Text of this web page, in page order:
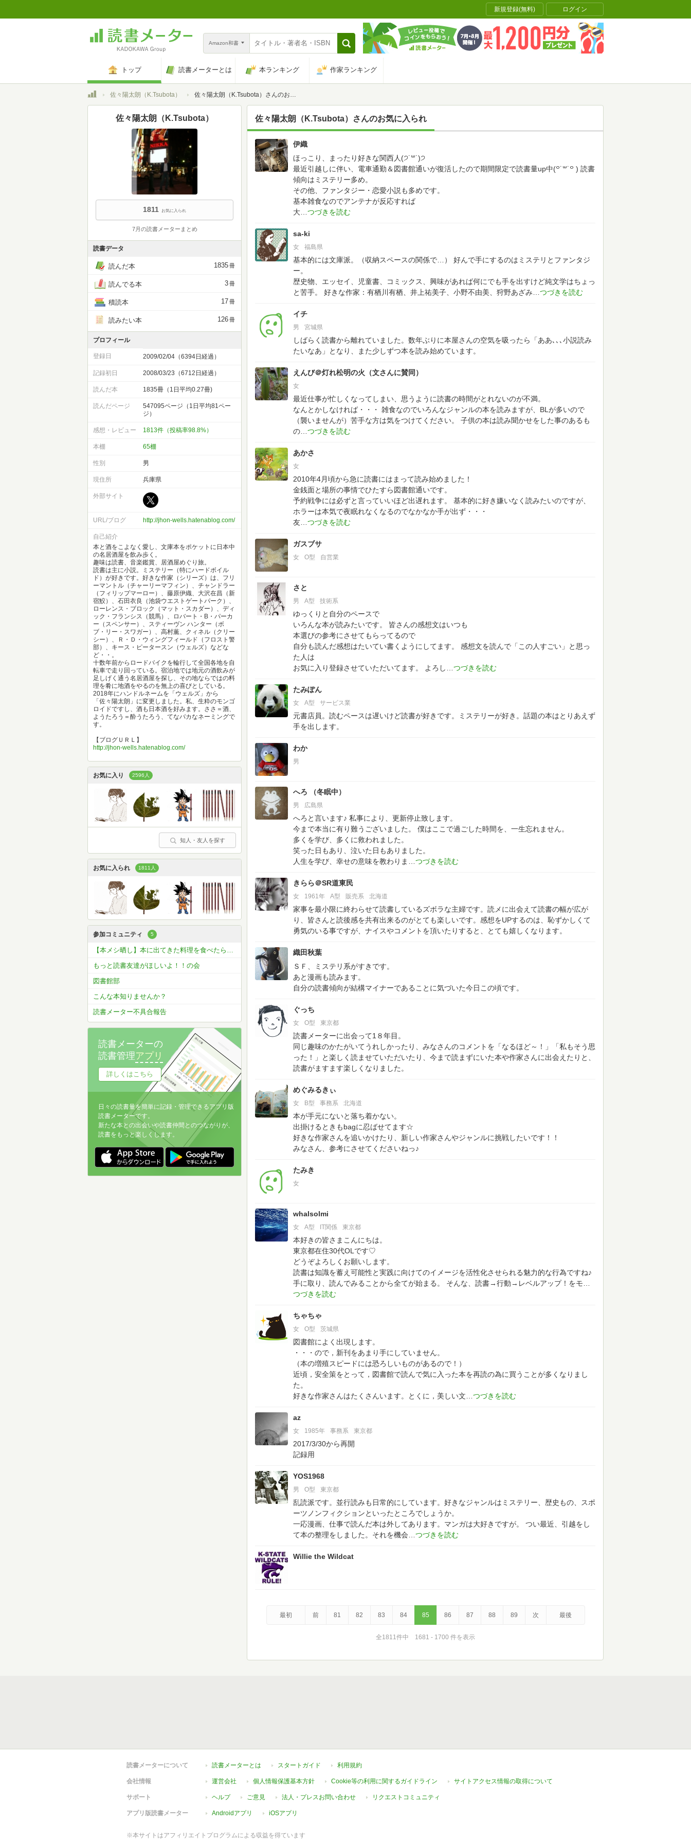
新規登録(無料) ログイン
Amazon和書
トップ 読書メーターとは 本ランキング 作家ランキング
トップ佐々陽太朗（K.Tsubota） 佐々陽太朗（K.Tsubota）さんのお気に入られ
佐々陽太朗（K.Tsubota） さんのお気に入られ
1811
伊織
ほっこり、まったり好きな関西人(੭˙꒳​˙)੭
最近引越しに伴い、電車通勤＆図書館通いが復活したので期間限定で読書量up中(꒪˙꒳˙꒪ ) 読書
傾向はミステリー多め。
その他、ファンタジー・恋愛小説も多めです。
基本雑食なのでアンテナが反応すれば
大
sa-ki
女 福島県
基本的には文庫派。（収納スペースの関係で…）
好んで手にするのはミステリとファンタジ
ー。
歴史物、エッセイ、児童書、コミックス、興味があれば何にでも手を出すけど純文学はちょっ
と苦手。
好きな作家：有栖川有栖、井上祐美子、小野不由美、狩野あざみ
イチ
男 宮城県
しばらく読書から離れていました。数年ぶりに本屋さんの空気を吸ったら「ああ､､､小説読み
たいなあ」となり、また少しずつ本を読み始めています。
えんび＠灯れ松明の火（文さんに賛同）
女
最近仕事が忙しくなってしまい、思うように読書の時間がとれないのが不満。
なんとかしなければ・・・ 雑食なのでいろんなジャンルの本を読みますが、BLが多いので
（襲いませんが）苦手な方は気をつけてください。
子供の本は読み聞かせをした事のあるも
の
あかさ
女
2010年4月頃から急に読書にはまって読み始めました！
金銭面と場所の事情でひたすら図書館通いです。
予約戦争には必ずと言っていいほど出遅れます。
基本的に好き嫌いなく読みたいのですが、
ホラーは本気で夜眠れなくなるのでなかなか手が出ず・・・
友
ガスブサ
女 O型 自営業
さと
男 A型 技術系
ゆっくりと自分のペースで
いろんな本が読みたいです。
皆さんの感想文はいつも
本選びの参考にさせてもらってるので
自分も読んだ感想はたいてい書くようにしてます。
感想文を読んで「この人すごい」と思っ
た人は
お気に入り登録させていただいてます。
よろし
たみぽん
女 A型 サービス業
元書店員。読むペースは遅いけど読書が好きです。ミステリーが好き。話題の本はとりあえず
手を出します。
わか
男
へろ （冬眠中）
男 広島県
へろと言います♪ 私事により、更新停止致します。
今まで本当に有り難うございました。
僕はここで過ごした時間を、一生忘れません。
多くを学び、多くに救われました。
笑った日もあり、泣いた日もありました。
人生を学び、幸せの意味を教わりま
きらら＠SR道東民
女 1961年 A型 販売系 北海道
家事を最小限に終わらせて読書しているズボラな主婦です。読メに出会えて読書の幅が広が
り、皆さんと読後感を共有出来るのがとても楽しいです。感想をUPするのは、恥ずかしくて
勇気のいる事ですが、ナイスやコメントを頂いたりすると、とても嬉しくなります。
織田秋葉
ＳＦ、ミステリ系がすきです。
あと漫画も読みます。
自分の読書傾向が結構マイナーであることに気づいた今日この頃です。
ぐっち
女 O型 東京都
読書メーターに出会って1８年目。
同じ趣味のかたがいてうれしかったり、みなさんのコメントを「なるほど～！」「私もそう思
った！」と楽しく読ませていただいたり、今まで読まずにいた本や作家さんに出会えたりと、
読書がますます楽しくなりました。
めぐみるきぃ
女 B型 事務系 北海道
本が手元にないと落ち着かない。
出掛けるときもbagに忍ばせてます☆
好きな作家さんを追いかけたり、新しい作家さんやジャンルに挑戦したいです！！
みなさん、参考にさせてくださいねっ♪
たみき
女
whalsolmi
女 A型 IT関係 東京都
本好きの皆さまこんにちは。
東京都在住30代OLです♡
どうぞよろしくお願いします。
読書は知識を蓄え可能性と実践に向けてのイメージを活性化させられる魅力的な行為ですね♪
手に取り、読んでみることから全てが始まる。
そんな、読書→行動→レベルアップ！をモ
ちゃちゃ
女 O型 茨城県
図書館によく出現します。
・・・ので，新刊をあまり手にしていません。
（本の増殖スピードには恐ろしいものがあるので！）
近頃，安全策をとって，図書館で読んで気に入った本を再読の為に買うことが多くなりまし
た。
好きな作家さんはたくさんいます。とくに，美しい文
az
女 1985年 事務系 東京都
2017/3/30から再開
記録用
YOS1968
男 O型 東京都
乱読派です。並行読みも日常的にしています。好きなジャンルはミステリー、歴史もの、スポ
ーツノンフィクションといったところでしょうか。
一応漫画、仕事で読んだ本は外してあります。マンガは大好きですが。
つい最近、引越をし
て本の整理をしました。それを機会
Willie the Wildcat
最初 前 81 82 83 84 85 86 87 88 89 次 最後
全1811件中 1681 - 1700 件を表示
佐々陽太朗（K.Tsubota）
1811 お気に入られ
7月の読書メーターまとめ
読書データ
読んだ本 1835冊
読んでる本 3冊
積読本 17冊
読みたい本 126冊
プロフィール
登録日 2009/02/04（6394日経過）
記録初日 2008/03/23（6712日経過）
読んだ本 1835冊（1日平均0.27冊)
読んだページ
547095ページ（1日平均81ペー
ジ）
感想・レビュー 1813件（投稿率98.8%）
本棚 65棚
性別 男
現住所 兵庫県
外部サイト
URL/ブログ http://jhon-wells.hatenablog.com/
自己紹介
本と酒をこよなく愛し、文庫本をポケットに日本中
の名居酒屋を飲み歩く。
趣味は読書、音楽鑑賞、居酒屋めぐり旅。
読書は主に小説。ミステリー（特にハードボイル
ド）が好きです。好きな作家（シリーズ）は、フリ
ーマントル（チャーリーマフィン）、チャンドラー
（フィリップマーロー）、藤原伊織、大沢在昌（新
宿鮫）、石田衣良（池袋ウエストゲートパーク）、
ローレンス・ブロック（マット・スカダー）、ディ
ック・フランシス（競馬）、ロバート・B・パーカ
ー（スペンサー）、スティーヴン ハンター（ボ
ブ・リー・スワガー）、高村薫、クィネル（クリー
シー）、Ｒ・Ｄ・ウィングフィールド（フロスト警
部）、キース・ピータースン（ウェルズ）などな
ど・・。
十数年前からロードバイクを輪行して全国各地を自
転車で走り回っている。宿泊地では地元の酒飲みが
足しげく通う名居酒屋を探し、その地ならではの料
理を肴に地酒をやるのを無上の喜びとしている。
2018年にハンドルネームを「ウェルズ」から
「佐々陽太朗」に変更しました。私、生粋のモンゴ
ロイドですし、酒も日本酒を好みます。ささ＝酒、
ようたろう＝酔うたろう、てなバカなネーミングで
す。
【ブログＵＲＬ】
http://jhon-wells.hatenablog.com/
お気に入り 2596人
知人・友人を探す
お気に入られ 1811人
参加コミュニティ 5
【本メシ晒し】本に出てきた料理を食べたら書いていくコミュ
もっと読書友達がほしいよ！！の会
図書館部
こんな本知りませんか？
読書メーター不具合報告
読書メーターの
読書管理アプリ
詳しくはこちら
日々の読書量を簡単に記録・管理できるアプリ版
読書メーターです。
新たな本との出会いや読書仲間とのつながりが、
読書をもっと楽しくします。
読書メーターについて 読書メーターとは スタートガイド 利用規約
会社情報 運営会社 個人情報保護基本方針 Cookie等の利用に関するガイドライン サイトアクセス情報の取得について
サポート ヘルプ ご意見 法人・プレスお問い合わせ リクエストコミュニティ
アプリ版読書メーター Androidアプリ iOSアプリ
※本サイトはアフィリエイトプログラムによる収益を得ています